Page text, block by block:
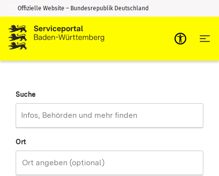
Zum Inhalt springen
Zur Suche springen
Offizielle Website – Bundesrepublik Deutschland
Suche
Ort